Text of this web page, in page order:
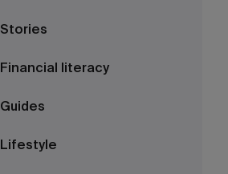
Stories
Financial literacy
Guides
Lifestyle